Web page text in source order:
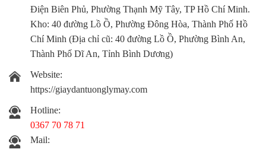
Điện Biên Phủ, Phường Thạnh Mỹ Tây, TP Hồ Chí Minh.
Kho: 40 đường Lồ Ồ, Phường Đông Hòa, Thành Phố Hồ
Chí Minh (Địa chỉ cũ: 40 đường Lồ Ồ, Phường Bình An,
Thành Phố Dĩ An, Tỉnh Bình Dương)
Website:
https://giaydantuonglymay.com
Hotline:
0367 70 78 71
Mail: